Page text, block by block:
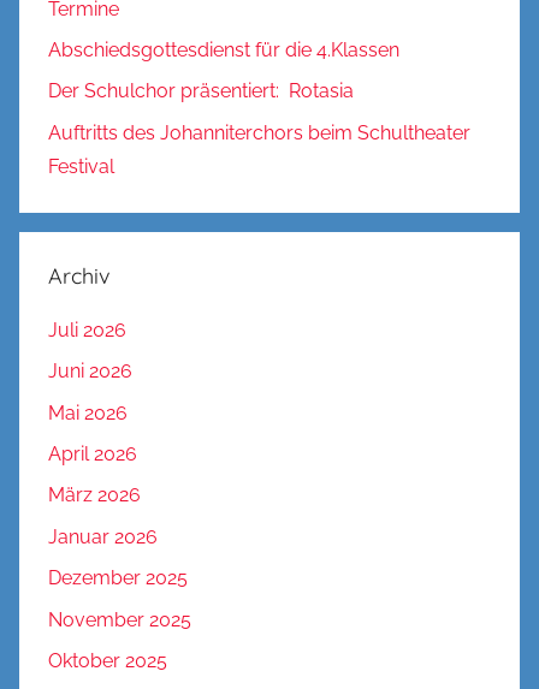
Termine
Abschiedsgottesdienst für die 4.Klassen
Der Schulchor präsentiert: Rotasia
Auftritts des Johanniterchors beim Schultheater
Festival
Archiv
Juli 2026
Juni 2026
Mai 2026
April 2026
März 2026
Januar 2026
Dezember 2025
November 2025
Oktober 2025